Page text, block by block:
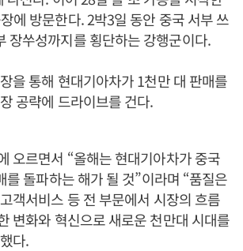
에 방문한다. 2박3일 동안 중국 서부 쓰
장쑤성까지를 횡단하는 강행군이다.
을 통해 현대기아차가 1천만 대 판매를
공략에 드라이브를 건다.
오르면서 “올해는 현대기아차가 중국
를 돌파하는 해가 될 것”이라며 “품질은
객서비스 등 전 부문에서 시장의 흐름
변화와 혁신으로 새로운 천만대 시대를
다.